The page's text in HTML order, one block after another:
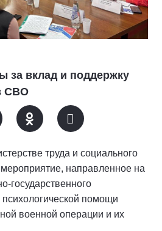
за вклад и поддержку
СВО
труда и социального
мероприятие, направленное на
государственного
помощи
военной операции и их